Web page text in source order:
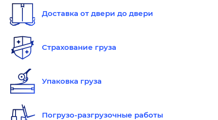
Доставка от двери до двери
Страхование груза
Упаковка груза
Погрузо-разгрузочные работы